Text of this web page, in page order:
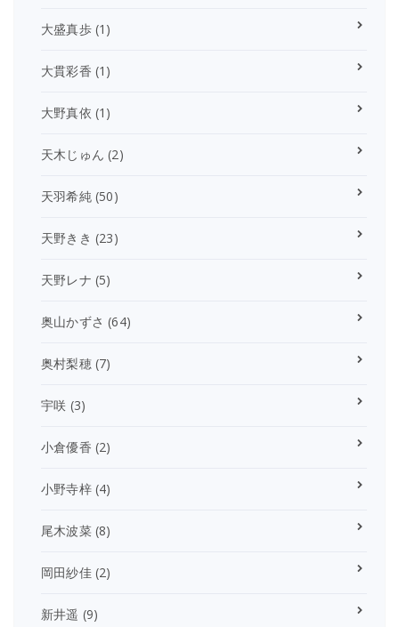
大盛真歩(1)
大貫彩香 (1)
大野真依 (1)
天木じゅん (2)
天羽希純(50)
天野きき (23)
天野レナ (5)
奥山かずさ (64)
奥村梨穂(7)
宇咲 (3)
小倉優香 (2)
小野寺梓(4)
尾木波菜(8)
岡田紗佳(2)
新井遥 (9)